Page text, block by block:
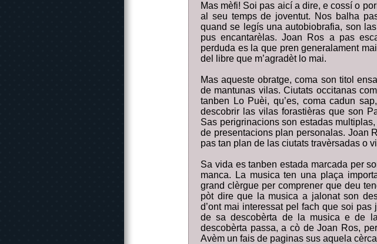
Mas mèfi! Soi pas aicí a dire, e cossí o
al seu temps de joventut. Nos balha
quand se legís una autobiobrafia, son
pus encantarèlas. Joan Ros a pas
perduda es la que pren generalament
del libre que m’agradèt lo mai.
Mas aqueste obratge, coma son titol
de mantunas vilas. Ciutats occitanas
tanben Lo Puèi, qu’es, coma cadun
descobrir las vilas forastièras que son
Sas perigrinacions son estadas
de presentacions plan personalas. Joan
pas tan plan de las ciutats travèrsadas o
Sa vida es tanben estada marcada per
manca. La musica ten una plaça
grand clèrgue per comprener que deu
pòt dire que la musica a jalonat son
d’ont mai interessat pel fach que soi
de sa descobèrta de la musica e de
descobèrta passa, a cò de Joan Ros,
Avèm un fais de paginas sus aquela